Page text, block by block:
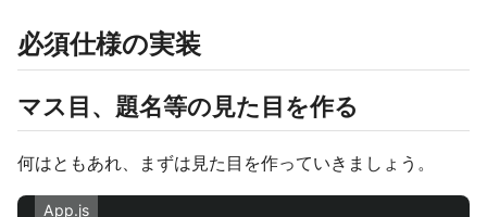
必須仕様の実装
マス目、題名等の見た目を作る
何はともあれ、まずは見た目を作っていきましょう。
App.js